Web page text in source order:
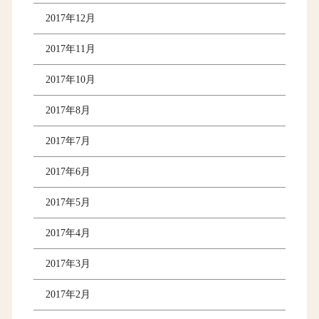
2017年12月
2017年11月
2017年10月
2017年8月
2017年7月
2017年6月
2017年5月
2017年4月
2017年3月
2017年2月